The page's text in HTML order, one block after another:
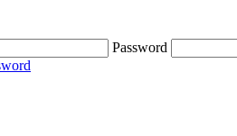
Password